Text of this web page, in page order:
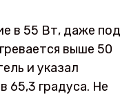
в 55 Вт, даже под
выше 50
и указал
65,3 градуса. Не